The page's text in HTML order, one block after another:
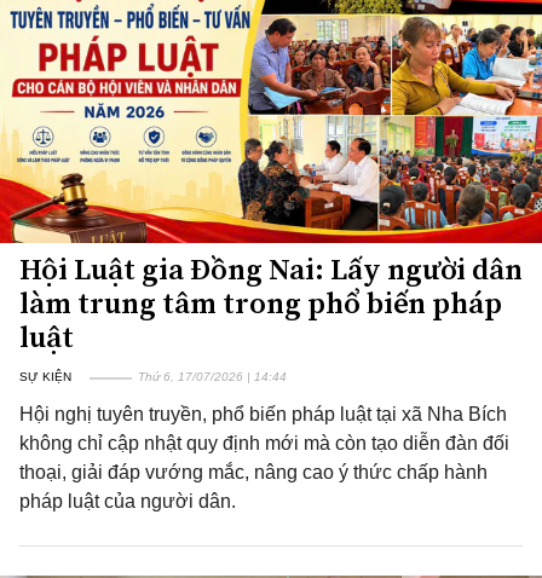
Hội Luật gia Đồng Nai: Lấy người dân
làm trung tâm trong phổ biến pháp
luật
SỰ KIỆN Thứ 6, 17/07/2026 | 14:44
Hội nghị tuyên truyền, phổ biến pháp luật tại xã Nha Bích
không chỉ cập nhật quy định mới mà còn tạo diễn đàn đối
thoại, giải đáp vướng mắc, nâng cao ý thức chấp hành
pháp luật của người dân.